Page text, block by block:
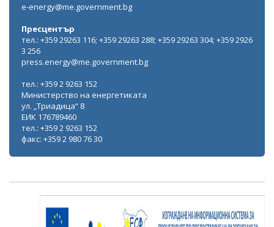
e-energy@me.government.bg
Пресцентър
тел.: +359 29263 116; +359 29263 288; +359 29263 304; +359 2926
3 256
press.energy@me.government.bg
тел.: +359 2 9263 152
Министерство на енергетиката
ул. „Триадица“ 8
ЕИК 176789460
тел.: +359 2 9263 152
факс: +359 2 980 76 30